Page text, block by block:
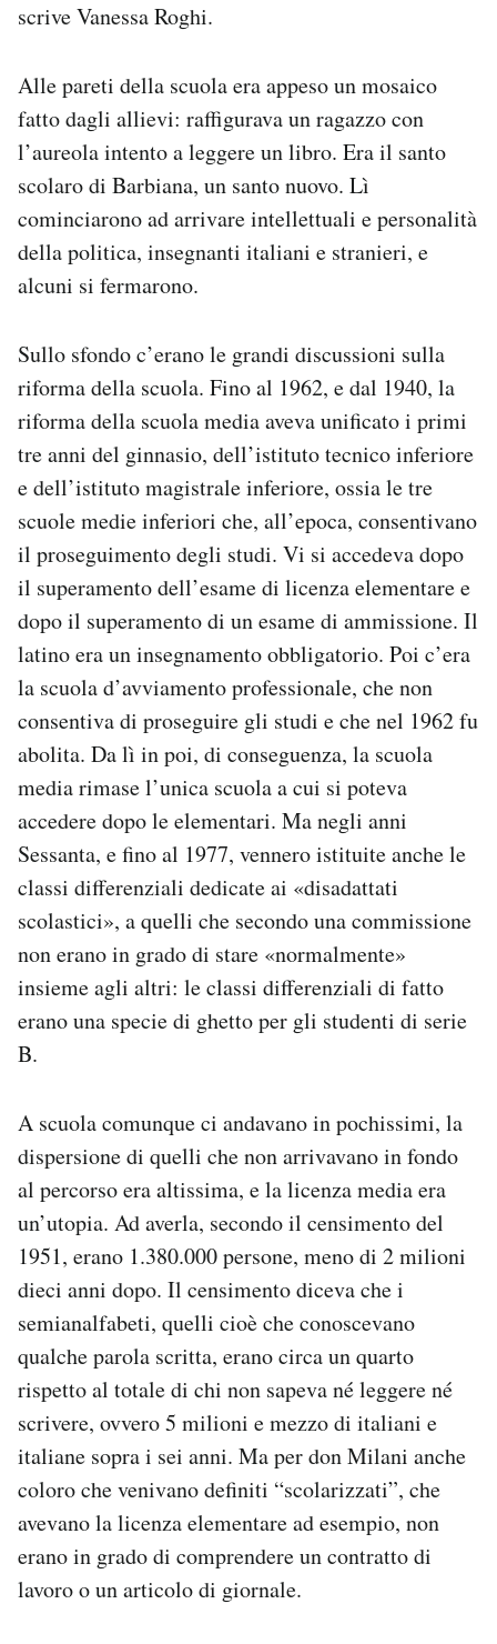
scrive Vanessa Roghi.
Alle pareti della scuola era appeso un mosaico
fatto dagli allievi: raffigurava un ragazzo con
l’aureola intento a leggere un libro. Era il santo
scolaro di Barbiana, un santo nuovo. Lì
cominciarono ad arrivare intellettuali e personalità
della politica, insegnanti italiani e stranieri, e
alcuni si fermarono.
Sullo sfondo c’erano le grandi discussioni sulla
riforma della scuola. Fino al 1962, e dal 1940, la
riforma della scuola media aveva unificato i primi
tre anni del ginnasio, dell’istituto tecnico inferiore
e dell’istituto magistrale inferiore, ossia le tre
scuole medie inferiori che, all’epoca, consentivano
il proseguimento degli studi. Vi si accedeva dopo
il superamento dell’esame di licenza elementare e
dopo il superamento di un esame di ammissione. Il
latino era un insegnamento obbligatorio. Poi c’era
la scuola d’avviamento professionale, che non
consentiva di proseguire gli studi e che nel 1962 fu
abolita. Da lì in poi, di conseguenza, la scuola
media rimase l’unica scuola a cui si poteva
accedere dopo le elementari. Ma negli anni
Sessanta, e fino al 1977, vennero istituite anche le
classi differenziali dedicate ai «disadattati
scolastici», a quelli che secondo una commissione
non erano in grado di stare «normalmente»
insieme agli altri: le classi differenziali di fatto
erano una specie di ghetto per gli studenti di serie
B.
A scuola comunque ci andavano in pochissimi, la
dispersione di quelli che non arrivavano in fondo
al percorso era altissima, e la licenza media era
un’utopia. Ad averla, secondo il censimento del
1951, erano 1.380.000 persone, meno di 2 milioni
dieci anni dopo. Il censimento diceva che i
semianalfabeti, quelli cioè che conoscevano
qualche parola scritta, erano circa un quarto
rispetto al totale di chi non sapeva né leggere né
scrivere, ovvero 5 milioni e mezzo di italiani e
italiane sopra i sei anni. Ma per don Milani anche
coloro che venivano definiti “scolarizzati”, che
avevano la licenza elementare ad esempio, non
erano in grado di comprendere un contratto di
lavoro o un articolo di giornale.